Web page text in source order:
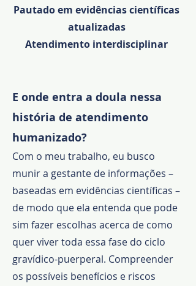
Pautado em evidências científicas
atualizadas
Atendimento interdisciplinar
E onde entra a doula nessa
história de atendimento
humanizado?
Com o meu trabalho, eu busco
munir a gestante de informações –
baseadas em evidências científicas –
de modo que ela entenda que pode
sim fazer escolhas acerca de como
quer viver toda essa fase do ciclo
gravídico-puerperal. Compreender
os possíveis benefícios e riscos